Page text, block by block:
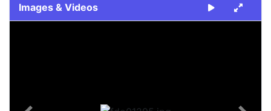
Images & Videos